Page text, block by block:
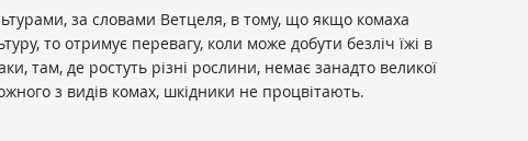
за словами Ветцеля, в тому, що якщо комаха
то отримує перевагу, коли може добути безліч їжі в
там, де ростуть різні рослини, немає занадто великої
з видів комах, шкідники не процвітають.